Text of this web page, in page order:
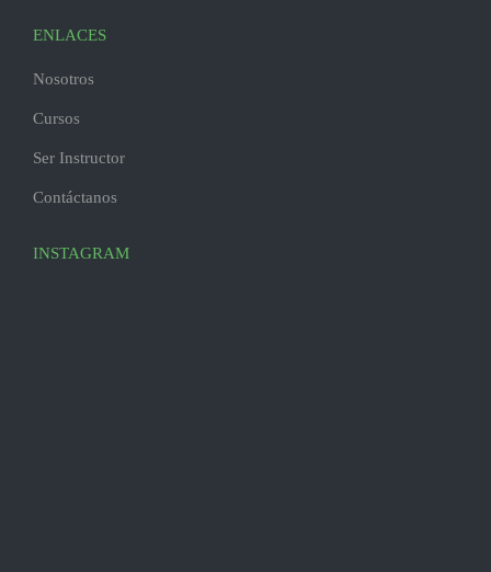
ENLACES
Nosotros
Cursos
Ser Instructor
Contáctanos
INSTAGRAM